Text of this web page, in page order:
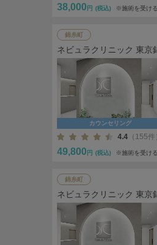
38,000 円 (税込) ※施術を受け
錦糸町
ネビュラクリニック 東京
カウンセリング
4.4 （155件
49,800 円 (税込) ※施術を受け
錦糸町
ネビュラクリニック 東京